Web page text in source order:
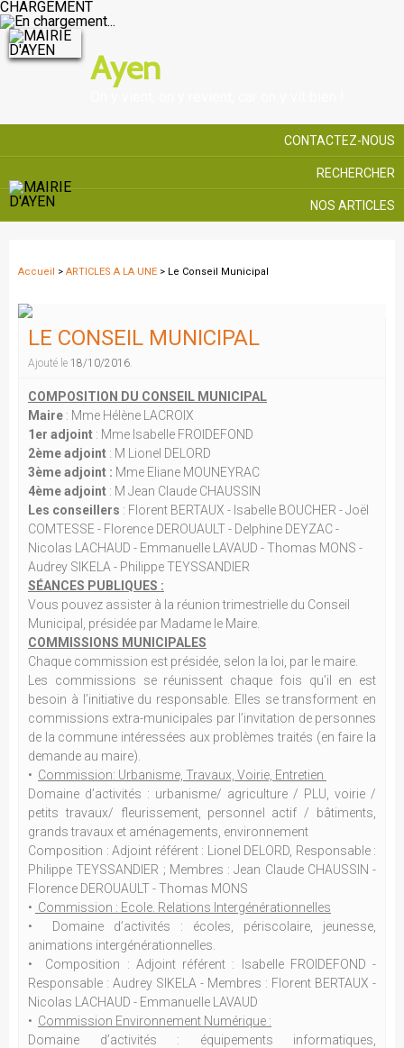
CHARGEMENT
Ayen
CONTACTEZ-NOUS
RECHERCHER
NOS ARTICLES
Accueil > ARTICLES A LA UNE > Le Conseil Municipal
LE CONSEIL MUNICIPAL
Ajouté le 18/10/2016.
COMPOSITION DU CONSEIL MUNICIPAL
Maire : Mme Hélène LACROIX
1er adjoint : Mme Isabelle FROIDEFOND
2ème adjoint : M Lionel DELORD
3ème adjoint : Mme Eliane MOUNEYRAC
4ème adjoint : M Jean Claude CHAUSSIN
Les conseillers : Florent BERTAUX - Isabelle BOUCHER - Joël
COMTESSE - Florence DEROUAULT - Delphine DEYZAC -
Nicolas LACHAUD - Emmanuelle LAVAUD - Thomas MONS -
Audrey SIKELA - Philippe TEYSSANDIER
SÉANCES PUBLIQUES :
Vous pouvez assister à la réunion trimestrielle du Conseil
Municipal, présidée par Madame le Maire.
COMMISSIONS MUNICIPALES
Chaque commission est présidée, selon la loi, par le maire.
Les commissions se réunissent chaque fois qu’il en est
besoin à l’initiative du responsable. Elles se transforment en
commissions extra-municipales par l’invitation de personnes
de la commune intéressées aux problèmes traités (en faire la
demande au maire).
• Commission: Urbanisme, Travaux, Voirie, Entretien
Domaine d’activités : urbanisme/ agriculture / PLU, voirie /
petits travaux/ fleurissement, personnel actif / bâtiments,
grands travaux et aménagements, environnement
Composition : Adjoint référent : Lionel DELORD, Responsable :
Philippe TEYSSANDIER ; Membres : Jean Claude CHAUSSIN -
Florence DEROUAULT - Thomas MONS
• Commission : Ecole. Relations Intergénérationnelles
• Domaine d’activités : écoles, périscolaire, jeunesse,
animations intergénérationnelles.
• Composition : Adjoint référent : Isabelle FROIDEFOND -
Responsable : Audrey SIKELA - Membres : Florent BERTAUX -
Nicolas LACHAUD - Emmanuelle LAVAUD
• Commission Environnement Numérique :
Domaine d’activités : équipements informatiques,